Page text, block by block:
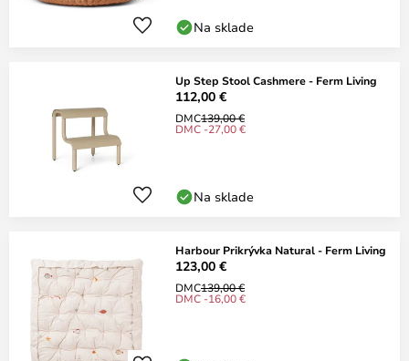
Na sklade
Up Step Stool Cashmere - Ferm Living
112,00 €
DMC139,00 €
DMC -27,00 €
Na sklade
Harbour Prikrývka Natural - Ferm Living
123,00 €
DMC139,00 €
DMC -16,00 €